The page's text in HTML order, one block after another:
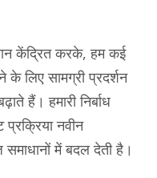
केंद्रित करके, हम कई
के लिए सामग्री प्रदर्शन
हैं। हमारी निर्बाध
नवीन
में बदल देती है।